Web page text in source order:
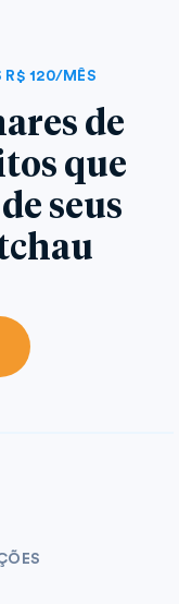
R$ 120/MÊS
de
que
seus